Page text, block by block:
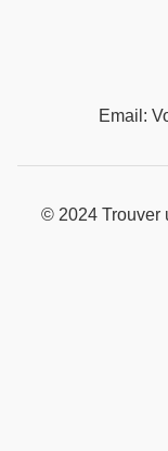
Email:
© 2024 Trouver